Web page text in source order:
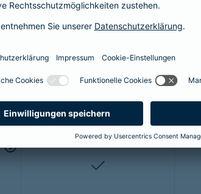
OP
enthalten
2-fach
enthalten